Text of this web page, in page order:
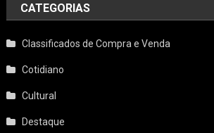
CATEGORIAS
Classificados de Compra e Venda
Cotidiano
Cultural
Destaque